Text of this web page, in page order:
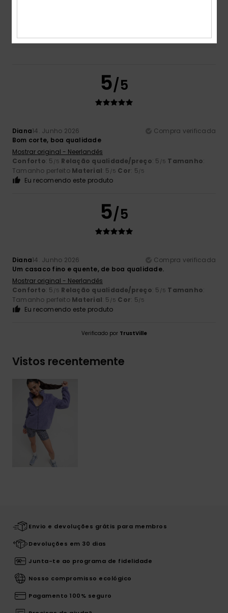
5/5
Diana14. Junho 2026
Compra verificada
Bom corte, boa qualidade
Mostrar original - Neerlandês
Conforto: 5 /5 Relação qualidade/preço: 5 /5 Tamanho:
Tamanho perfeito Material: 5 /5 Cor: 5/5
Eu recomendo este produto
5/5
Diana14. Junho 2026
Compra verificada
Um casaco fino e quente, de boa qualidade.
Mostrar original - Neerlandês
Conforto: 5 /5 Relação qualidade/preço: 5 /5 Tamanho:
Tamanho perfeito Material: 5 /5 Cor: 5/5
Eu recomendo este produto
Verificado por TrustVille
Vistos recentemente
Envio e devoluções grátis para membros
Devoluções em 30 dias
Junta-te ao programa de fidelidade
Nosso compromisso ecológico
Pagamento 100% seguro